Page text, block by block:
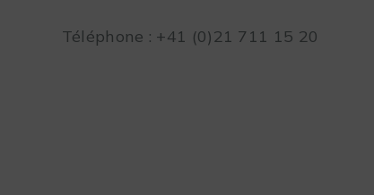
Téléphone : +41 (0)21 711 15 20